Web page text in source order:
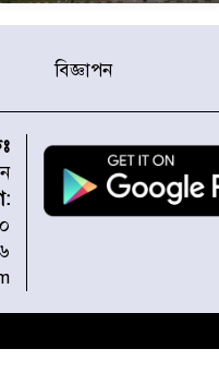
বিজ্ঞাপন